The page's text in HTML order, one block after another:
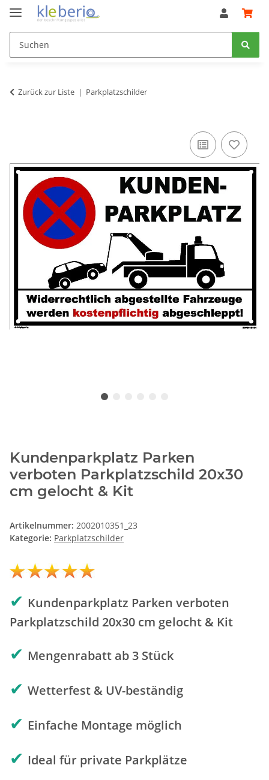
Zurück zur Liste Parkplatzschilder
Kundenparkplatz Parken
verboten Parkplatzschild 20x30
cm gelocht & Kit
Artikelnummer: 2002010351_23
Kategorie: Parkplatzschilder
✔ Kundenparkplatz Parken verboten
Parkplatzschild 20x30 cm gelocht & Kit
✔ Mengenrabatt ab 3 Stück
✔ Wetterfest & UV-beständig
✔ Einfache Montage möglich
✔ Ideal für private Parkplätze